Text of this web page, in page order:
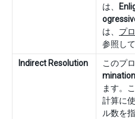
は、
は、 プ
参照し
Indirect Resolution
このプ
mination
ます。
計算に
ル数を